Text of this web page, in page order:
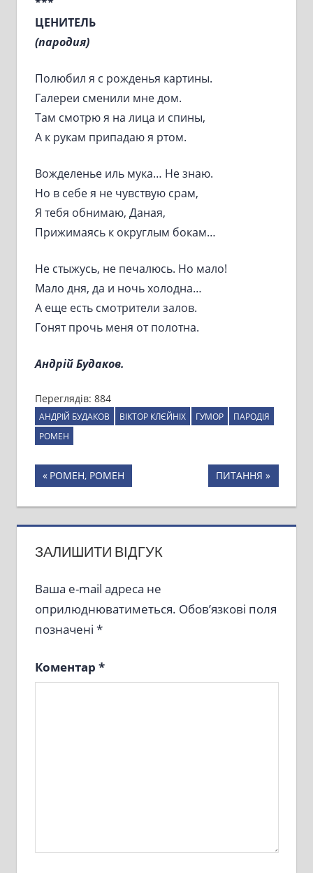
***
ЦЕНИТЕЛЬ
(пародия)
Полюбил я с рожденья картины.
Галереи сменили мне дом.
Там смотрю я на лица и спины,
А к рукам припадаю я ртом.
Вожделенье иль мука… Не знаю.
Но в себе я не чувствую срам,
Я тебя обнимаю, Даная,
Прижимаясь к округлым бокам…
Не стыжусь, не печалюсь. Но мало!
Мало дня, да и ночь холодна…
А еще есть смотрители залов.
Гонят прочь меня от полотна.
Андрій Будаков.
Переглядів: 884
АНДРІЙ БУДАКОВ ВІКТОР КЛЄЙНІХ ГУМОР
ПАРОДІЯ
РОМЕН
Навігація
записів
Previous
Post:
РОМЕН, РОМЕН
Next
Post:
ПИТАННЯ
ЗАЛИШИТИ ВІДГУК
Ваша e-mail адреса не
оприлюднюватиметься. Обов’язкові поля
позначені *
Коментар *